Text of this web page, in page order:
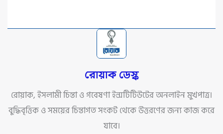
রোয়াক ডেস্ক
রোয়াক, ইসলামী চিন্তা ও গবেষণা ইন্সটিটিউটের অনলাইন মুখপাত্র।
বুদ্ধিবৃত্তিক ও সময়ের চিন্তাগত সংকট থেকে উত্তরণের জন্য কাজ করে
যাবে।